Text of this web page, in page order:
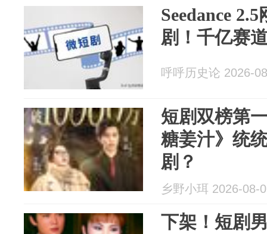
Seedance
剧！千亿赛
呼呼历史论 2026-
短剧双榜第
糖姜汁》统
剧？
乡野小珥 2026-08-
下架！短剧